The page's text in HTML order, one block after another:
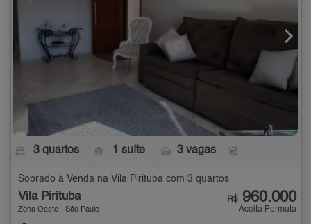
3 quartos 1 suíte 3 vagas
Sobrado à Venda na Vila Pirituba com 3 quartos
Vila Pirituba
Zona Oeste - São Paulo
R$ 960.000
Aceita Permuta